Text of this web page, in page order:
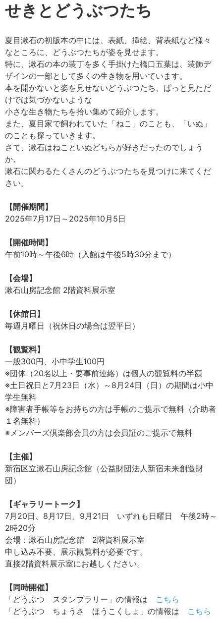
せきとどうぶつたち
夏目漱石の初版本の中には、表紙、挿絵、背表紙など様々
なところに、どうぶつたちが姿を見せます。
特に、漱石の本の装丁を多く手掛けた橋口五葉は、装飾デ
ザインの一部として多くの生き物を用いています。
本を開かないと姿を見せないどうぶつたち、ぱっと見ただ
けでは気づかないような
小さな生き物たちを拾い集めて紹介します。
また、夏目家で飼われていた「ねこ」のことも、「いぬ」
のことも探っていきます。
さて、漱石はねこといぬどちらが好きだったのでしょう
か。
漱石に関わるたくさんのどうぶつたちを見つけに来てくだ
さい。
【開催期間】
2025年7月17日～2025年10月5日
【開催時間】
午前10時～午後6時（入館は午後5時30分まで）
【会場】
漱石山房記念館 2階資料展示室
【休館日】
毎週月曜日（祝休日の場合は翌平日）
【観覧料】
一般300円、小中学生100円
※団体（20名以上・要事前連絡）は個人の観覧料の半額
※土日祝日と7月23日（水）～8月24日（日）の期間は小中
学生無料
※障害者手帳等をお持ちの方は手帳のご提示で無料（介助者
１名無料）
※メンバーズ倶楽部会員の方は会員証のご提示で無料
【主催】
新宿区立漱石山房記念館（公益財団法人新宿未来創造財
団）
【ギャラリートーク】
7月20日、8月17日、9月21日 いずれも日曜日 午後2時～
2時20分
会場：漱石山房記念館 2階資料展示室
申し込み不要、展示観覧料が必要です。
直接2階資料展示室にお越しください。
【同時開催】
「どうぶつ スタンプラリー」の情報は こちら
「どうぶつ ちょうさ ほうこくしょ」の情報は こちら